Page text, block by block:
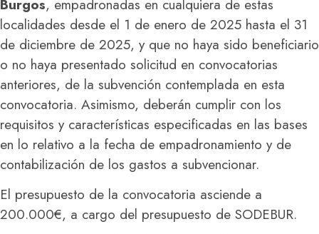
Burgos, empadronadas en cualquiera de estas
localidades desde el 1 de enero de 2025 hasta el 31
de diciembre de 2025, y que no haya sido beneficiario
o no haya presentado solicitud en convocatorias
anteriores, de la subvención contemplada en esta
convocatoria. Asimismo, deberán cumplir con los
requisitos y características especificadas en las bases
en lo relativo a la fecha de empadronamiento y de
contabilización de los gastos a subvencionar.
El presupuesto de la convocatoria asciende a
200.000€, a cargo del presupuesto de SODEBUR.